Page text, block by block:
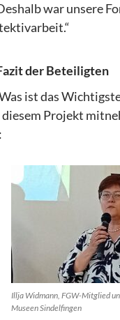
war unsere
der Beteiligten
ist das
diesem Projekt
Illja Widmann, FGW-Mitglied
Museen Sindelfingen